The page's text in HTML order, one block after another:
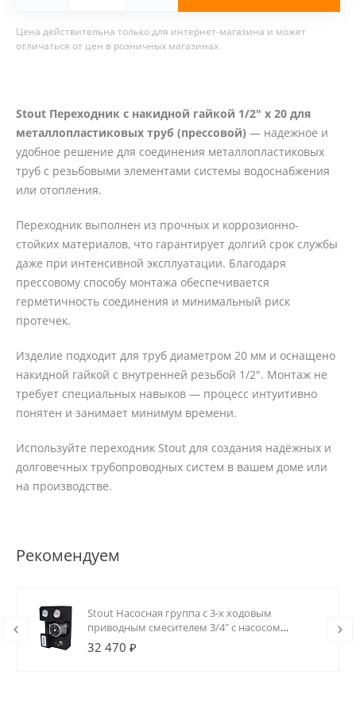
Цена действительна только для интернет-магазина и может
отличаться от цен в розничных магазинах
Stout Переходник с накидной гайкой 1/2" х 20 для
металлопластиковых труб (прессовой) — надежное и
удобное решение для соединения металлопластиковых
труб с резьбовыми элементами системы водоснабжения
или отопления.
Переходник выполнен из прочных и коррозионно-
стойких материалов, что гарантирует долгий срок службы
даже при интенсивной эксплуатации. Благодаря
прессовому способу монтажа обеспечивается
герметичность соединения и минимальный риск
протечек.
Изделие подходит для труб диаметром 20 мм и оснащено
накидной гайкой с внутренней резьбой 1/2". Монтаж не
требует специальных навыков — процесс интуитивно
понятен и занимает минимум времени.
Используйте переходник Stout для создания надёжных и
долговечных трубопроводных систем в вашем доме или
на производстве.
Рекомендуем
Stout Насосная группа с 3-х ходовым
приводным смесителем 3/4" с насосом
Grundfos UPSO 15-65 130
32 470 ₽